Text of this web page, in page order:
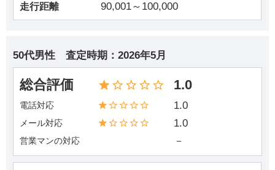
走行距離 90,001～100,000
50代男性 査定時期： 2026年5月
総合評価 1.0
電話対応 1.0
メール対応 1.0
営業マンの対応 －